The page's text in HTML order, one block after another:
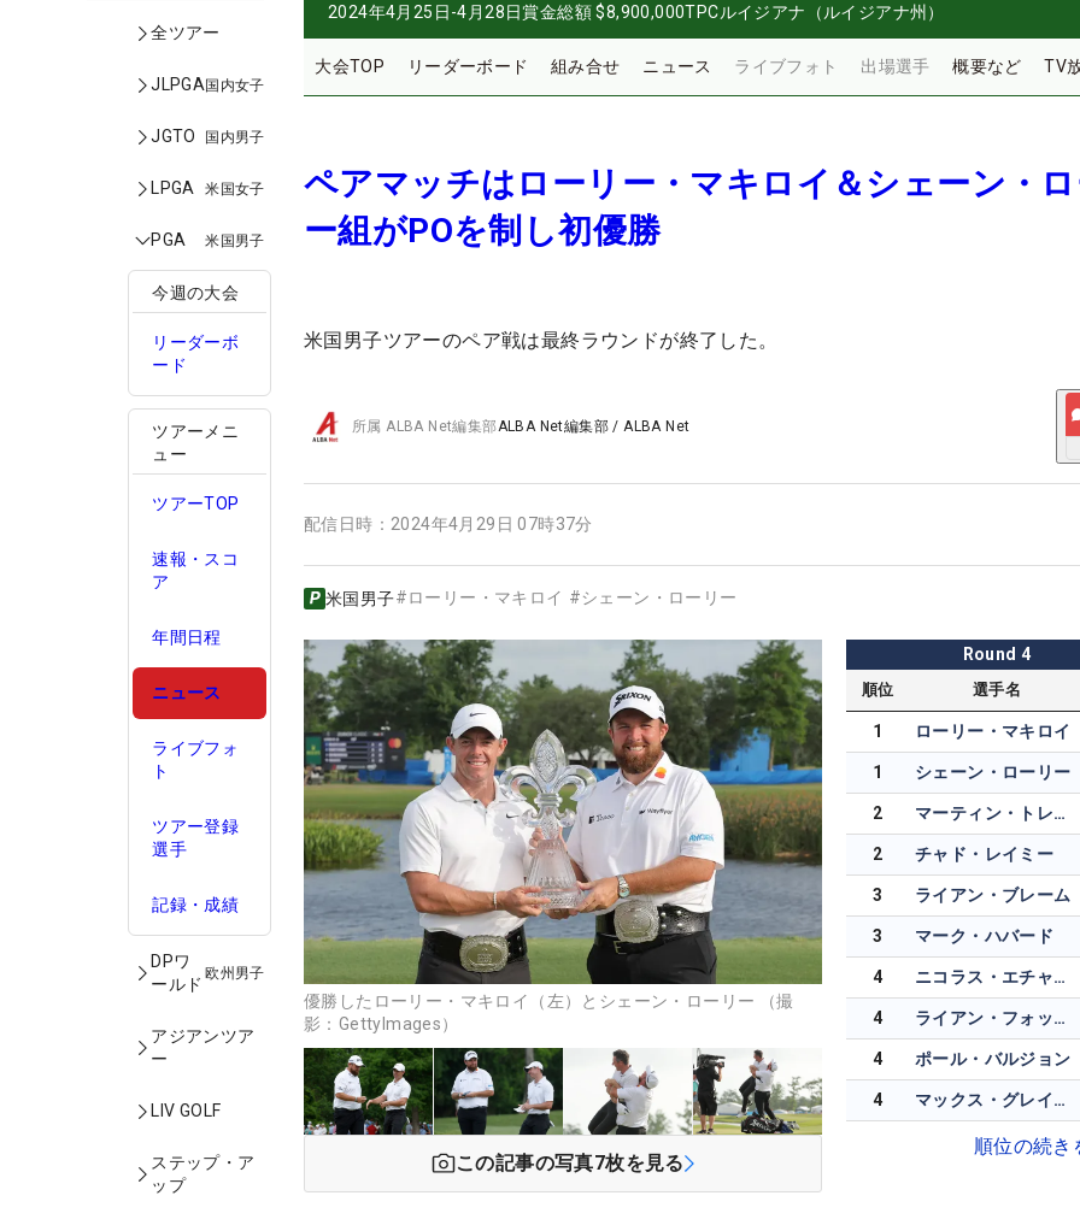
全ツアー
JLPGA国内女子
JGTO 国内男子
LPGA 米国女子
PGA 米国男子
今週の大会
リーダーボ
ード
ツアーメニ
ュー
ツアーTOP
速報・スコ
ア
年間日程
ニュース
ライブフォ
ト
ツアー登録
選手
記録・成績
DPワ
ールド
欧州男子
アジアンツア
ー
LIV GOLF
ステップ・ア
ップ
2024年4月25日-4月28日賞金総額 $8,900,000TPCルイジアナ（ルイジアナ州）
大会TOP リーダーボード 組み合せ ニュース ライブフォト 出場選手 概要など TV
ペアマッチはローリー・マキロイ＆シェーン・
ー組がPOを制し初優勝
米国男子ツアーのペア戦は最終ラウンドが終了した。
所属ALBA Net編集部ALBA Net編集部 /ALBA Net
配信日時： 2024年4月29日 07時37分
米国男子#ローリー・マキロイ #シェーン・ローリー
優勝したローリー・マキロイ（左）とシェーン・ローリー （撮
影：GettyImages）
この記事の写真7枚を見る
Round 4
順位 選手名
1 ローリー・マキロイ
1 シェーン・ローリー
2 マーティン・トレーナー
2 チャド・レイミー
3 ライアン・ブレーム
3 マーク・ハバード
4 ニコラス・エチャバリア
4 ライアン・フォックス
4 ポール・バルジョン
4 マックス・グレイザーマン
順位の続き